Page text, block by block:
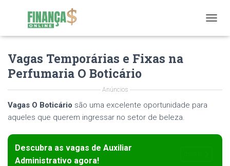
O
A
Vagas Temporárias e Fixas na
Perfumaria O Boticário
Anúncios
Vagas O Boticário são uma excelente oportunidade para
aqueles que querem ingressar no setor de beleza.
Descubra as vagas de Auxiliar
Administrativo agora!